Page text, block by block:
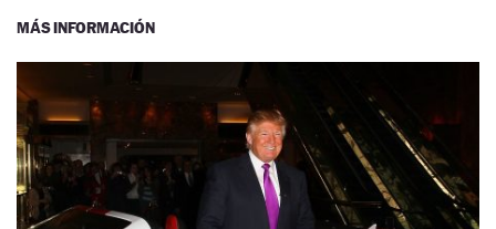
MÁS INFORMACIÓN